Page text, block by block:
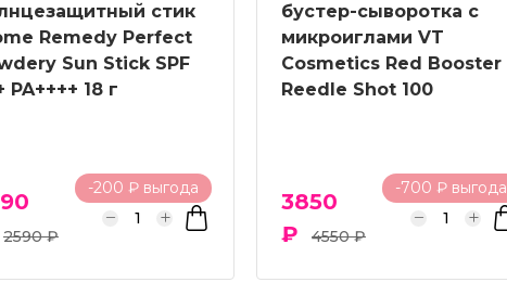
стик
Remedy Perfect
Sun Stick SPF
PA++++ 18 г
-200 ₽ выгода
2590 ₽
бустер-сыворотка с
микроиглами VT
Cosmetics Red Booster
Reedle Shot 100
-700 ₽ выгода
3850
₽
4550 ₽